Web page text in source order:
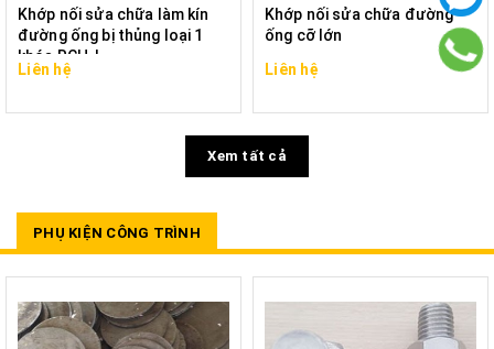
Khớp nối sửa chữa làm kín
đường ống bị thủng loại 1
khóa RCH-L
Liên hệ
Khớp nối sửa chữa đường
ống cỡ lớn
Liên hệ
Xem tất cả
PHỤ KIỆN CÔNG TRÌNH